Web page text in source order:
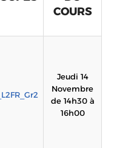
COURS
Jeudi 14
Novembre
de 14h30 à
16h00